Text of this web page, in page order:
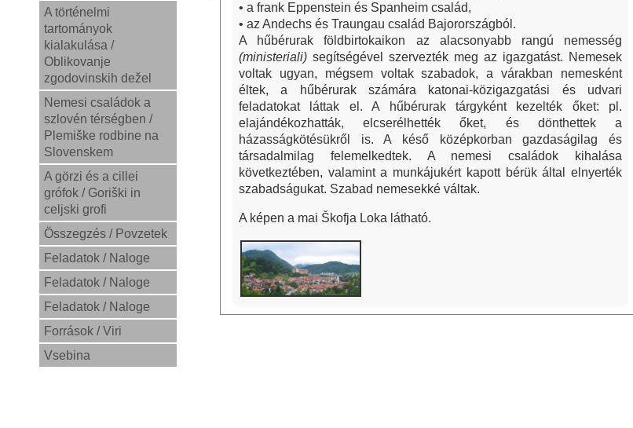
A történelmi
tartományok
kialakulása /
Oblikovanje
zgodovinskih dežel
Nemesi családok a
szlovén térségben /
Plemiške rodbine na
Slovenskem
A görzi és a cillei
grófok / Goriški in
celjski grofi
Összegzés / Povzetek
Feladatok / Naloge
Feladatok / Naloge
Feladatok / Naloge
Források / Viri
Vsebina
• a frank Eppenstein és Spanheim család,
• az Andechs és Traungau család Bajorországból.
A hűbérurak földbirtokaikon az alacsonyabb rangú nemesség
(ministeriali) segítségével szervezték meg az igazgatást. Nemesek
voltak ugyan, mégsem voltak szabadok, a várakban nemesként
éltek, a hűbérurak számára katonai-közigazgatási és udvari
feladatokat láttak el. A hűbérurak tárgyként kezelték őket: pl.
elajándékozhatták, elcserélhették őket, és dönthettek a
házasságkötésükről is. A késő középkorban gazdaságilag és
társadalmilag felemelkedtek. A nemesi családok kihalása
következtében, valamint a munkájukért kapott bérük által elnyerték
szabadságukat. Szabad nemesekké váltak.
A képen a mai Škofja Loka látható.